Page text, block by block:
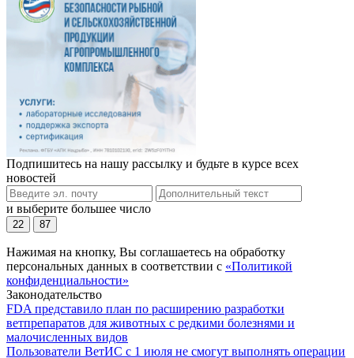
Подпишитесь на нашу рассылку и будьте в курсе всех
новостей
и выберите большее число
22 87
Нажимая на кнопку, Вы соглашаетесь на обработку
персональных данных в соответствии с «Политикой
конфиденциальности»
Законодательство
FDA представило план по расширению разработки
ветпрепаратов для животных с редкими болезнями и
малочисленных видов
Пользователи ВетИС с 1 июля не смогут выполнять операции